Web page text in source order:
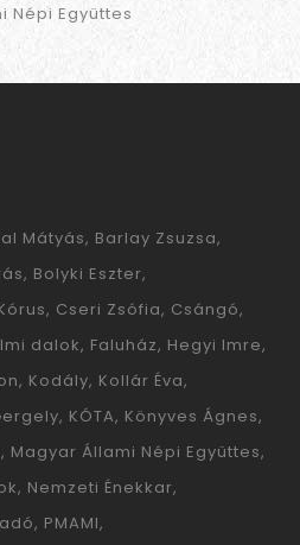
Népi Együttes
Mátyás Barlay Zsuzsa
Bolyki Eszter
Cseri Zsófia Csángó
dalok Faluház Hegyi Imre
Kodály Kollár Éva
KÓTA Könyves Ágnes
Magyar Állami Népi Együttes
Nemzeti Énekkar
PMAMI